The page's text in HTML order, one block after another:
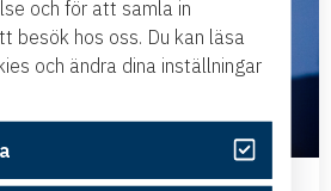
och för att samla in
besök hos oss. Du kan läsa
och ändra dina inställningar